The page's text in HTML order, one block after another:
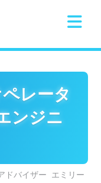
レータ
ンジニ
ドバイザー エミリー